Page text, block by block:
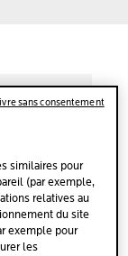
similaires pour
(par exemple,
relatives au
du site
exemple pour
les
sans consentement